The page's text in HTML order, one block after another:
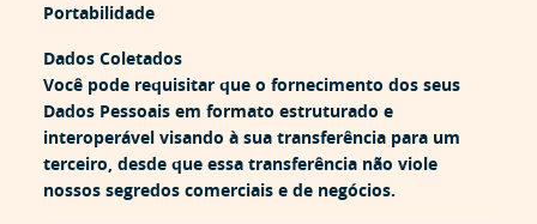
Portabilidade
Dados Coletados
Você pode requisitar que o fornecimento dos seus
Dados Pessoais em formato estruturado e
interoperável visando à sua transferência para um
terceiro, desde que essa transferência não viole
nossos segredos comerciais e de negócios.